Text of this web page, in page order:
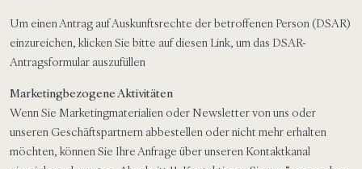
Um einen Antrag auf Auskunftsrechte der betroffenen Person (DSAR)
einzureichen, klicken Sie bitte auf diesen Link, um das DSAR-
Antragsformular auszufüllen
Marketingbezogene Aktivitäten
Wenn Sie Marketingmaterialien oder Newsletter von uns oder
unseren Geschäftspartnern abbestellen oder nicht mehr erhalten
möchten, können Sie Ihre Anfrage über unseren Kontaktkanal